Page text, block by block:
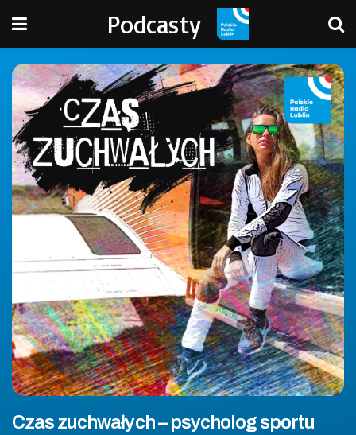
Podcasty
Czas zuchwałych – psycholog sportu